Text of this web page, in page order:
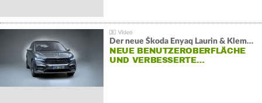
Der neue Škoda Enyaq Laurin & Klement
NEUE BENUTZEROBERFLÄCHE
UND VERBESSERTE…